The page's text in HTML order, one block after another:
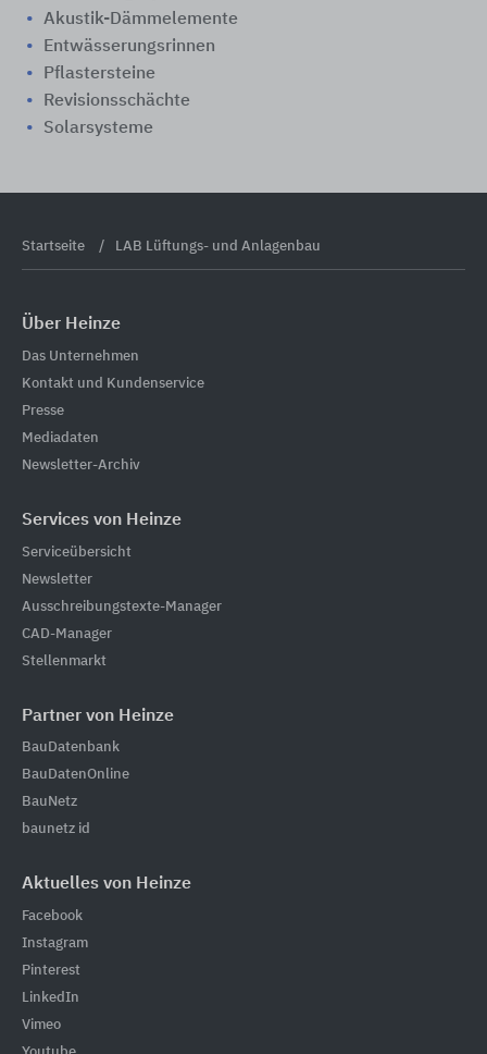
Akustik-Dämmelemente
Entwässerungsrinnen
Pflastersteine
Revisionsschächte
Solarsysteme
Startseite LAB Lüftungs- und Anlagenbau
Über Heinze
Das Unternehmen
Kontakt und Kundenservice
Presse
Mediadaten
Newsletter-Archiv
Services von Heinze
Serviceübersicht
Newsletter
Ausschreibungstexte-Manager
CAD-Manager
Stellenmarkt
Partner von Heinze
BauDatenbank
BauDatenOnline
BauNetz
baunetz id
Aktuelles von Heinze
Facebook
Instagram
Pinterest
LinkedIn
Vimeo